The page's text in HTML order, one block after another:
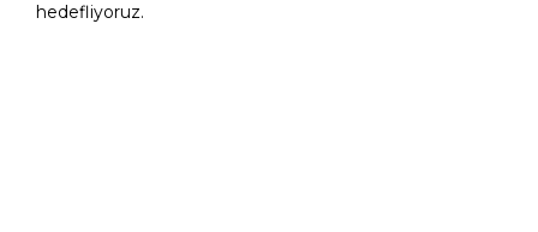
hedefliyoruz.​